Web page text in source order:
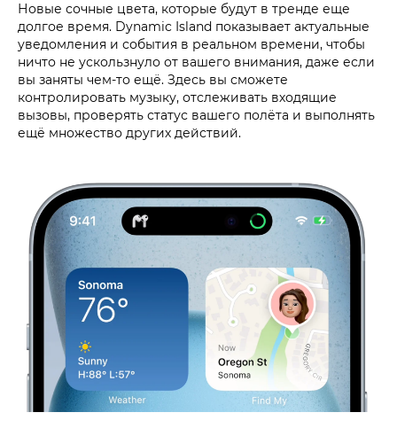
Новые сочные цвета, которые будут в тренде еще
долгое время. Dynamic Island показывает актуальные
уведомления и события в реальном времени, чтобы
ничто не ускользнуло от вашего внимания, даже если
вы заняты чем-то ещё. Здесь вы сможете
контролировать музыку, отслеживать входящие
вызовы, проверять статус вашего полёта и выполнять
ещё множество других действий.